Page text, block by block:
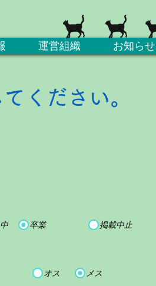
運営組織 お知らせ
ください。
卒業 掲載中止
オス メス